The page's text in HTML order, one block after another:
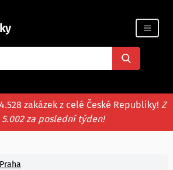
Registrace firmy
zakázek z celé České Republiky! Z
5.002 za poslední týden!
Praha